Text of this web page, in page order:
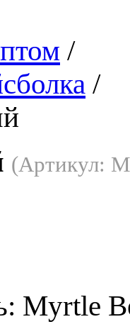
/
/
(Артикул:
Myrtle